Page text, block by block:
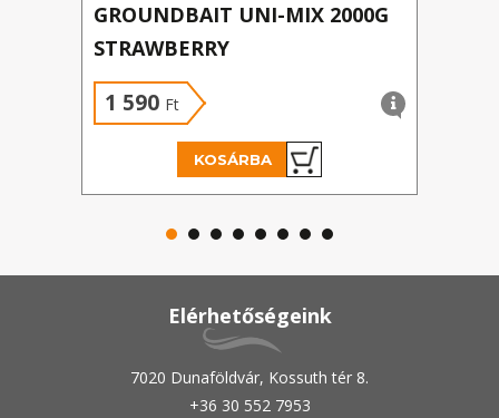
GROUNDBAIT UNI-MIX 2000G
STRAWBERRY
1 590 Ft
KOSÁRBA
Elérhetőségeink
7020 Dunaföldvár, Kossuth tér 8.
+36 30 552 7953